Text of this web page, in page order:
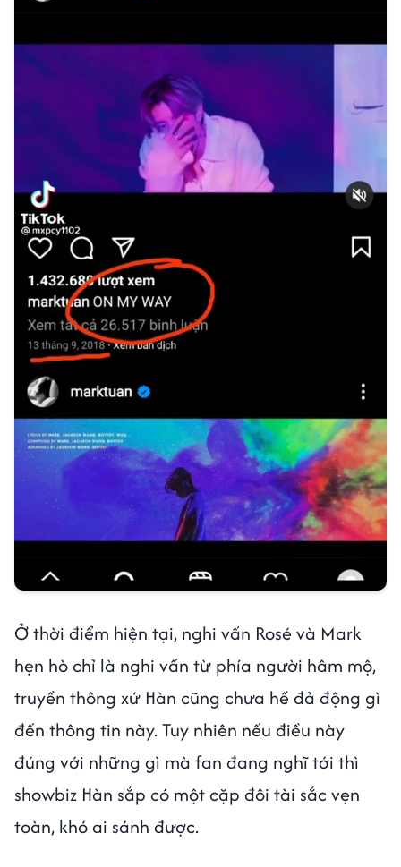
Ở thời điểm hiện tại, nghi vấn Rosé và Mark
hẹn hò chỉ là nghi vấn từ phía người hâm mộ,
truyền thông xứ Hàn cũng chưa hề đả động gì
đến thông tin này. Tuy nhiên nếu điều này
đúng với những gì mà fan đang nghĩ tới thì
showbiz Hàn sắp có một cặp đôi tài sắc vẹn
toàn, khó ai sánh được.